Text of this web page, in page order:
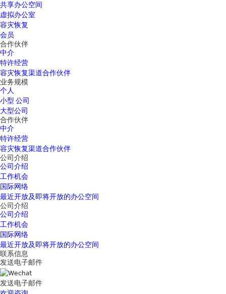
共享办公空间
虚拟办公室
容灾恢复
会员
合作伙伴
中介
特许经营
容灾恢复渠道合作伙伴
业务规模
个人
小型 公司
大型公司
合作伙伴
中介
特许经营
容灾恢复渠道合作伙伴
公司介绍
公司介绍
工作机会
国际网络
最近开放及即将开放的办公空间
公司介绍
公司介绍
工作机会
国际网络
最近开放及即将开放的办公空间
联系信息
发送电子邮件
发送电子邮件